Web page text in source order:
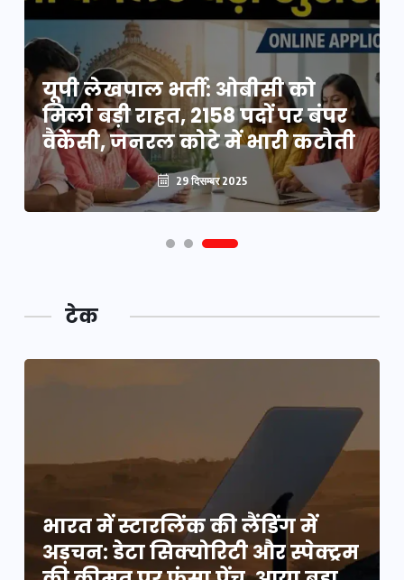
यूपी लेखपाल भर्ती: ओबीसी को
मिली बड़ी राहत, 2158 पदों पर बंपर
वैकेंसी, जनरल कोटे में भारी कटौती
29 दिसम्बर 2025
टेक
भारत में स्टारलिंक की लैंडिंग में
अड़चन: डेटा सिक्योरिटी और स्पेक्ट्रम